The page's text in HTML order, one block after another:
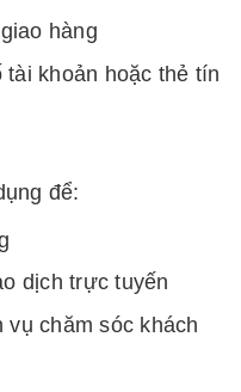
hàng
khoản hoặc thẻ tín
để:
dịch trực tuyến
chăm sóc khách